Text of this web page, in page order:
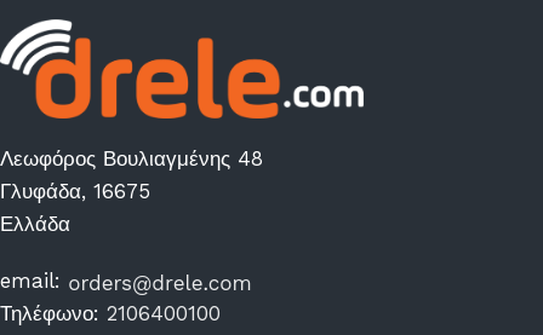
Λεωφόρος Βουλιαγμένης 48
Γλυφάδα, 16675
Ελλάδα
email:
Τηλέφωνο: 2106400100